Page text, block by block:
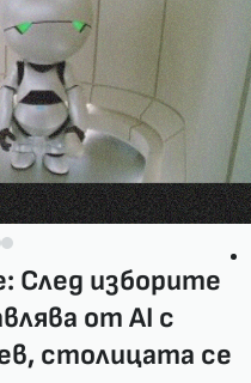
След изборите
от AI с
столицата се